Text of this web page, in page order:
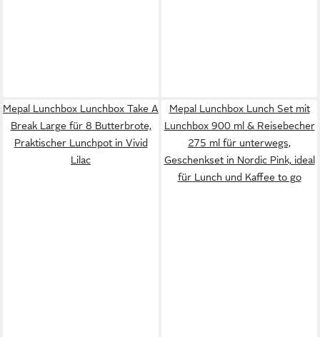
Mepal Lunchbox Lunchbox Take A
Break Large für 8 Butterbrote,
Praktischer Lunchpot in Vivid
Lilac
Mepal Lunchbox Lunch Set mit
Lunchbox 900 ml & Reisebecher
275 ml für unterwegs,
Geschenkset in Nordic Pink, ideal
für Lunch und Kaffee to go